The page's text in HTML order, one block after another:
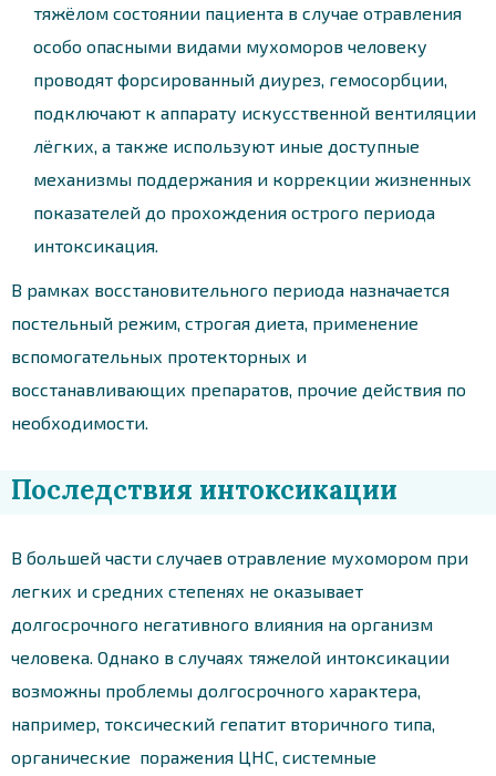
тяжёлом состоянии пациента в случае отравления
особо опасными видами мухоморов человеку
проводят форсированный диурез, гемосорбции,
подключают к аппарату искусственной вентиляции
лёгких, а также используют иные доступные
механизмы поддержания и коррекции жизненных
показателей до прохождения острого периода
интоксикация.
В рамках восстановительного периода назначается
постельный режим, строгая диета, применение
вспомогательных протекторных и
восстанавливающих препаратов, прочие действия по
необходимости.
Последствия интоксикации
В большей части случаев отравление мухомором при
легких и средних степенях не оказывает
долгосрочного негативного влияния на организм
человека. Однако в случаях тяжелой интоксикации
возможны проблемы долгосрочного характера,
например, токсический гепатит вторичного типа,
органические поражения ЦНС, системные